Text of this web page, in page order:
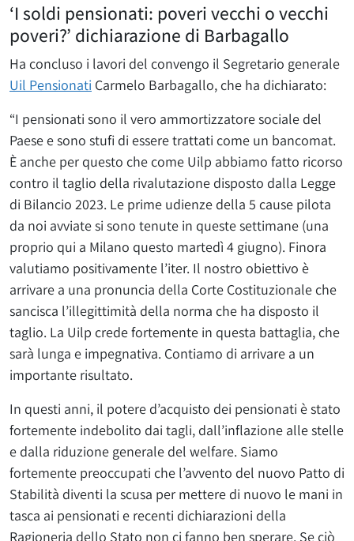
‘I soldi pensionati: poveri vecchi o vecchi
poveri?’ dichiarazione di Barbagallo
Ha concluso i lavori del convengo il Segretario generale
Uil Pensionati Carmelo Barbagallo, che ha dichiarato:
“I pensionati sono il vero ammortizzatore sociale del
Paese e sono stufi di essere trattati come un bancomat.
È anche per questo che come Uilp abbiamo fatto ricorso
contro il taglio della rivalutazione disposto dalla Legge
di Bilancio 2023. Le prime udienze della 5 cause pilota
da noi avviate si sono tenute in queste settimane (una
proprio qui a Milano questo martedì 4 giugno). Finora
valutiamo positivamente l’iter. Il nostro obiettivo è
arrivare a una pronuncia della Corte Costituzionale che
sancisca l’illegittimità della norma che ha disposto il
taglio. La Uilp crede fortemente in questa battaglia, che
sarà lunga e impegnativa. Contiamo di arrivare a un
importante risultato.
In questi anni, il potere d’acquisto dei pensionati è stato
fortemente indebolito dai tagli, dall’inflazione alle stelle
e dalla riduzione generale del welfare. Siamo
fortemente preoccupati che l’avvento del nuovo Patto di
Stabilità diventi la scusa per mettere di nuovo le mani in
tasca ai pensionati e recenti dichiarazioni della
Ragioneria dello Stato non ci fanno ben sperare. Se ciò